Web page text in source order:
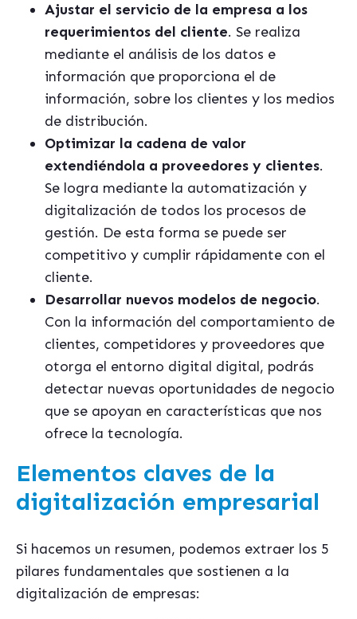
Ajustar el servicio de la empresa a los
requerimientos del cliente. Se realiza
mediante el análisis de los datos e
información que proporciona el de
información, sobre los clientes y los medios
de distribución.
Optimizar la cadena de valor
extendiéndola a proveedores y clientes.
Se logra mediante la automatización y
digitalización de todos los procesos de
gestión. De esta forma se puede ser
competitivo y cumplir rápidamente con el
cliente.
Desarrollar nuevos modelos de negocio.
Con la información del comportamiento de
clientes, competidores y proveedores que
otorga el entorno digital digital, podrás
detectar nuevas oportunidades de negocio
que se apoyan en características que nos
ofrece la tecnología.
Elementos claves de la
digitalización empresarial
Si hacemos un resumen, podemos extraer los 5
pilares fundamentales que sostienen a la
digitalización de empresas: